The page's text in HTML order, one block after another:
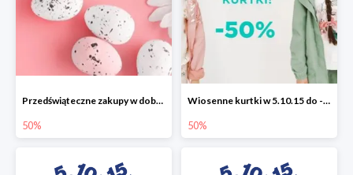
Przedświąteczne zakupy w dobrym stylu -50%
50%
Wiosenne kurtki w 5.10.15 do -50%
50%